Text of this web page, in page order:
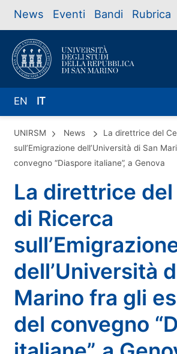
News Eventi Bandi Rubrica
EN IT
UNIRSM News
La direttrice del
sull’Emigrazione dell’Università di San
convegno “Diaspore italiane”, a Genova
La direttrice
di Ricerca
dell’Università
Marino fra gli
del convegno